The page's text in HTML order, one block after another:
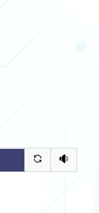
驗證碼重新
聽語